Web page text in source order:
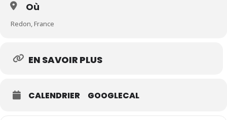
Où
Redon, France
EN SAVOIR PLUS
CALENDRIER GOOGLECAL